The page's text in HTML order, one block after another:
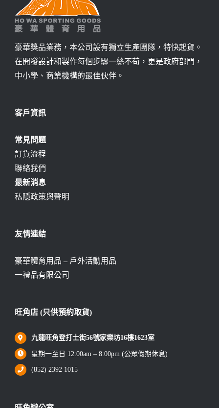
豪華獎品業務，本公司設有獨立生產團隊，特快起貨。
在開發設計和製作每個步驟一絲不苟，更是政府部門，
中小學、商業機構的最佳伙伴。
客戶資訊
常見問題
訂貨流程
聯絡我們
最新消息
私隱政策與聲明
友情連結
豪華體育用品 – 戶外活動用品
一禮品有限公司
旺角店 (只供預約取貨)
九龍旺角登打士街56號家樂坊16樓1623室
星期一至日 12:00am – 8:00pm (公眾假期休息)
(852) 2392 1015